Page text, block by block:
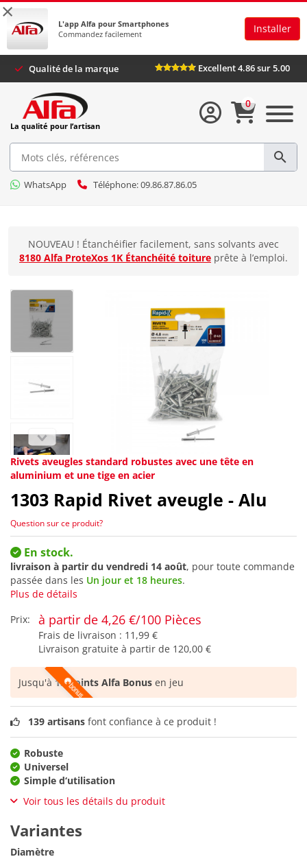
×
L'app Alfa pour Smartphones
Commandez facilement
Installer
Qualité de la marque Excellent 4.86 sur 5.00
La qualité pour l’artisan
WhatsApp Téléphone: 09.86.87.86.05
0
NOUVEAU ! Étanchéifier facilement, sans solvants avec
8180 Alfa ProteXos 1K Étanchéité toiture prête à l’emploi.
Rivets aveugles standard robustes avec une tête en
aluminium et une tige en acier
1303 Rapid Rivet aveugle - Alu
Question sur ce produit?
En stock.
livraison à partir du vendredi 14 août, pour toute commande
passée dans les Un jour et 18 heures.
Plus de détails
Prix:
à partir de 4,26 €/100 Pièces
Frais de livraison : 11,99 €
Livraison gratuite à partir de 120,00 €
Jusqu'à15 points Alfa Bonus en jeu
139 artisans font confiance à ce produit !
Robuste
Universel
Simple d‘utilisation
Voir tous les détails du produit
Variantes
Diamètre